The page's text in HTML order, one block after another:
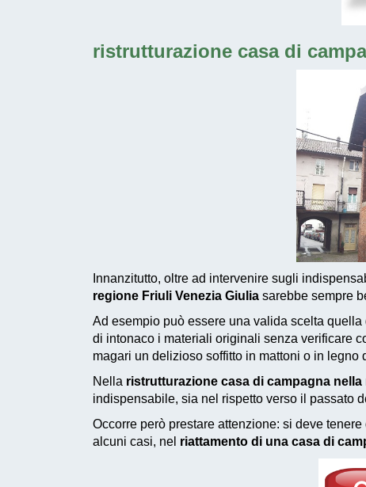
ristrutturazione casa di
Innanzitutto, oltre ad intervenire sugli
regione Friuli Venezia Giulia sarebbe sempre
Ad esempio può essere una valida scelta
di intonaco i materiali originali senza verificare
magari un delizioso soffitto in mattoni o in legno
Nella ristrutturazione casa di campagna
indispensabile, sia nel rispetto verso il passato
Occorre però prestare attenzione: si deve
alcuni casi, nel riattamento di una casa di